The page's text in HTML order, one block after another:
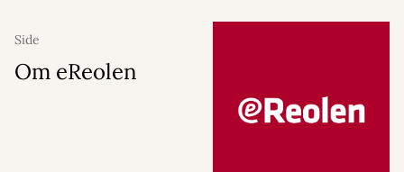
Side
Om eReolen